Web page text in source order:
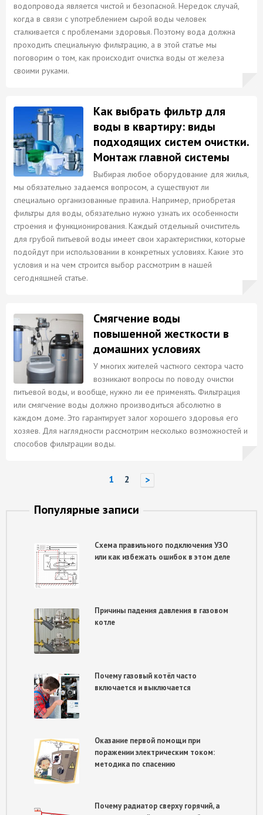
водопровода является чистой и безопасной. Нередок случай,
когда в связи с употреблением сырой воды человек
сталкивается с проблемами здоровья. Поэтому вода должна
проходить специальную фильтрацию, а в этой статье мы
поговорим о том, как происходит очистка воды от железа
своими руками.
Как выбрать фильтр для
воды в квартиру: виды
подходящих систем очистки.
Монтаж главной системы
Выбирая любое оборудование для жилья,
мы обязательно задаемся вопросом, а существуют ли
специально организованные правила. Например, приобретая
фильтры для воды, обязательно нужно узнать их особенности
строения и функционирования. Каждый отдельный очиститель
для грубой питьевой воды имеет свои характеристики, которые
подойдут при использовании в конкретных условиях. Какие это
условия и на чем строится выбор рассмотрим в нашей
сегодняшней статье.
Смягчение воды
повышенной жесткости в
домашних условиях
У многих жителей частного сектора часто
возникают вопросы по поводу очистки
питьевой воды, и вообще, нужно ли ее применять. Фильтрация
или смягчение воды должно производиться абсолютно в
каждом доме. Это гарантирует залог хорошего здоровья его
хозяев. Для наглядности рассмотрим несколько возможностей и
способов фильтрации воды.
1 2 >
Популярные записи
Схема правильного подключения УЗО
или как избежать ошибок в этом деле
Причины падения давления в газовом
котле
Почему газовый котёл часто
включается и выключается
Оказание первой помощи при
поражении электрическим током:
методика по спасению
Почему радиатор сверху горячий, а